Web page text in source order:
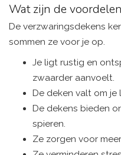
Wat zijn de
De verzwaringsdekens
sommen ze voor je op.
Je ligt rustig en
zwaarder aanvoelt.
De deken valt om je
De dekens bieden
spieren.
Ze zorgen voor